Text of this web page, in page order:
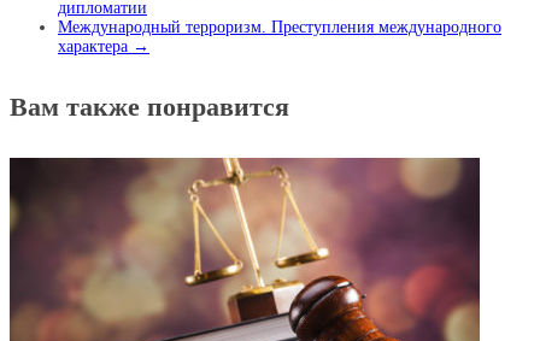
дипломатии
Международный терроризм. Преступления международного
характера →
Вам также понравится